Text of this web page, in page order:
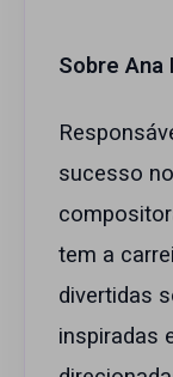
Sobre Ana
sucesso
tem a
divertidas
inspiradas